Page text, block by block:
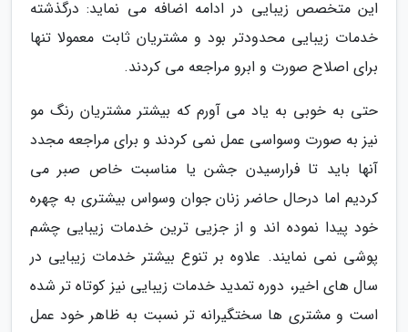
این متخصص زیبایی در ادامه اضافه می نماید: درگذشته
خدمات زیبایی محدودتر بود و مشتریان ثابت معمولا تنها
برای اصلاح صورت و ابرو مراجعه می کردند.
حتی به خوبی به یاد می آورم که بیشتر مشتریان رنگ مو
نیز به صورت وسواسی عمل نمی کردند و برای مراجعه مجدد
آنها باید تا فرارسیدن جشن یا مناسبت خاص صبر می
کردیم اما درحال حاضر زنان جوان وسواس بیشتری به چهره
خود پیدا نموده اند و از جزیی ترین خدمات زیبایی چشم
پوشی نمی نمایند. علاوه بر تنوع بیشتر خدمات زیبایی در
سال های اخیر، دوره تمدید خدمات زیبایی نیز کوتاه تر شده
است و مشتری ها سختگیرانه تر نسبت به ظاهر خود عمل